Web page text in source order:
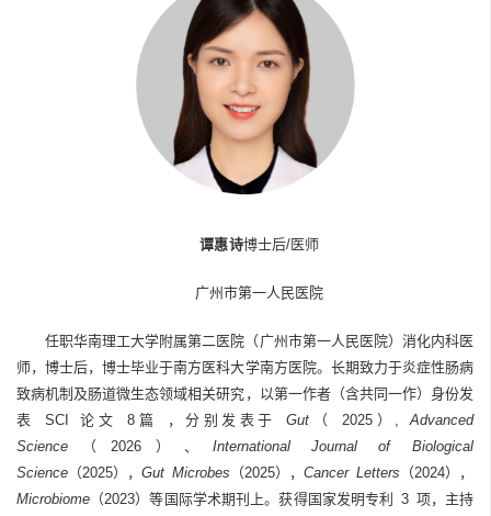
谭惠诗博士后/医师
广州市第一人民医院
任职华南理工大学附属第二医院（广州市第一人民医院）消化内科医
师，博士后，博士毕业于南方医科大学南方医院。长期致力于炎症性肠病
致病机制及肠道微生态领域相关研究，以第一作者（含共同一作）身份发
表 SCI 论文 8篇 ，分别发表于Gut （ 2025）,Advanced
Science （2026）、 International Journal of Biological
Science （2025），Gut Microbes （2025），Cancer Letters （2024），
Microbiome （2023）等国际学术期刊上。获得国家发明专利 3 项，主持